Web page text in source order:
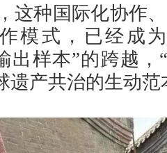
这种国际化协作
模式，已经成
出样本”的跨越
遗产共治的生动范